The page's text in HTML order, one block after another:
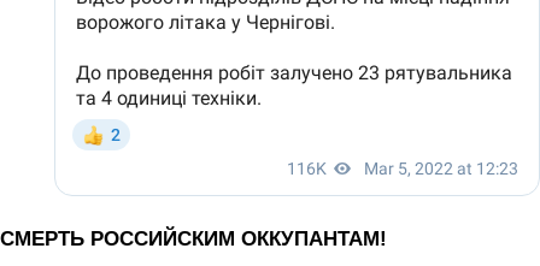
СМЕРТЬ РОССИЙСКИМ ОККУПАНТАМ!